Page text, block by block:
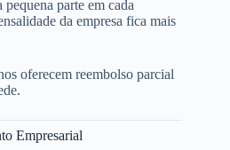
parte em cada
da empresa fica mais
oferecem reembolso parcial
Empresarial